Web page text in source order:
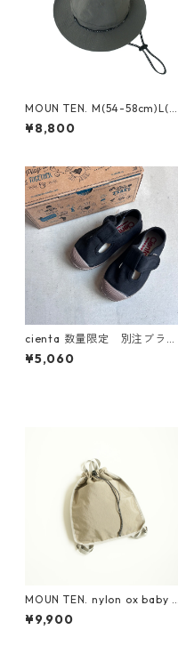
MOUN TEN. M(54-58cm)L(~6
0cm) reversible adventure
hat (re-nylon) [MA78-1957
¥8,800
cienta 数量限定 別注ブラウ
ンソール Tストラップ シュー
ズ Negro
¥5,060
MOUN TEN. nylon ox baby k
napsack [MA71-0215a]
¥9,900